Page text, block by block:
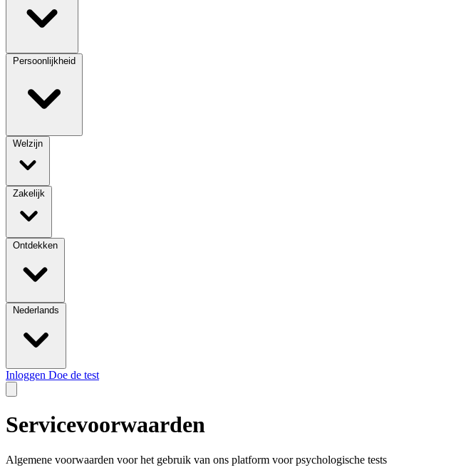
Persoonlijkheid
Welzijn
Zakelijk
Ontdekken
Nederlands
Inloggen Doe de test
Servicevoorwaarden
Algemene voorwaarden voor het gebruik van ons platform voor psychologische tests